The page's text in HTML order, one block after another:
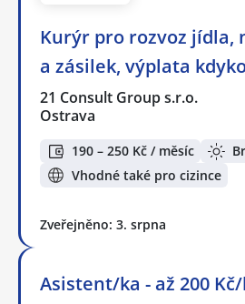
Kurýr pro rozvoz jídla,
a zásilek, výplata
21 Consult Group s.r.o.
Ostrava
190 – 250 Kč / měsíc
Vhodné také pro cizince
Zveřejněno: 3. srpna
Asistent/ka - až 200